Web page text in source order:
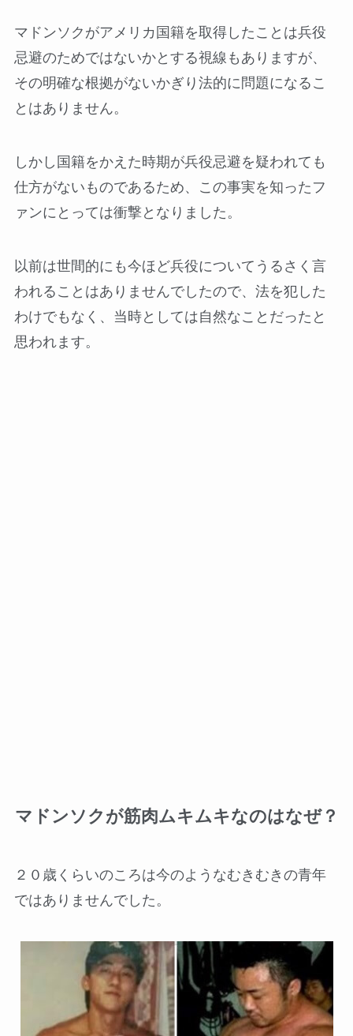
マドンソクがアメリカ国籍を取得したことは兵役
忌避のためではないかとする視線もありますが、
その明確な根拠がないかぎり法的に問題になるこ
とはありません。
しかし国籍をかえた時期が兵役忌避を疑われても
仕方がないものであるため、この事実を知ったフ
ァンにとっては衝撃となりました。
以前は世間的にも今ほど兵役についてうるさく言
われることはありませんでしたので、法を犯した
わけでもなく、当時としては自然なことだったと
思われます。
マドンソクが筋肉ムキムキなのはなぜ？
２０歳くらいのころは今のようなむきむきの青年
ではありませんでした。